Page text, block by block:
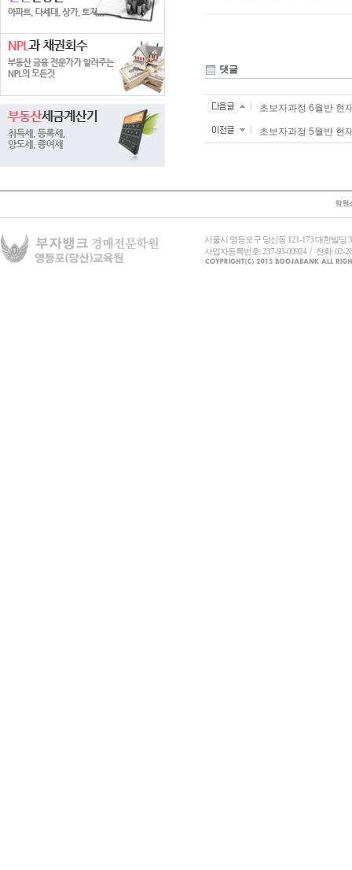
댓글
초보자과정 6월반 현
초보자과정 5월반 현
서울시 영등포구 당산동 121-173 대한빌
사업자등록번호: 237-93-00924 / 전화: 02-